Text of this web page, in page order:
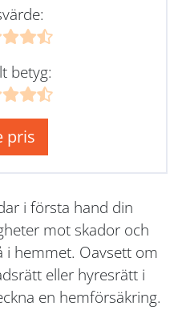
betyg:
pris
i första hand din
mot skador och
i hemmet. Oavsett om
eller hyresrätt i
en hemförsäkring.